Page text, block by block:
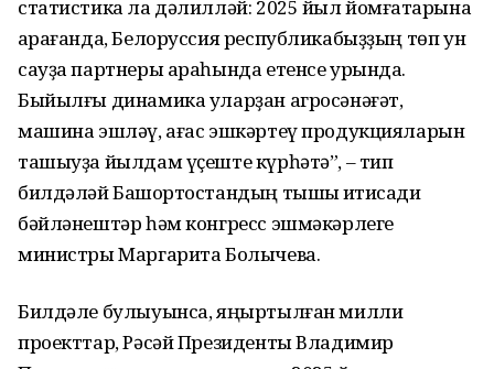
статистика ла дәлилләй: 2025 йыл йомғаҡтарына
ҡарағанда, Белоруссия республикабыҙҙың төп ун
сауҙа партнеры араһында етенсе урында.
Быйылғы динамика уларҙан агросәнәғәт,
машина эшләү, ағас эшкәртеү продукцияларын
ташыуҙа йылдам үҫеште күрһәтә”, – тип
билдәләй Башҡортостандың тышҡы иҡтисади
бәйләнештәр һәм конгресс эшмәкәрлеге
министры Маргарита Болычева.
Билдәле булыуынса, яңыртылған милли
проекттар, Рәсәй Президенты Владимир